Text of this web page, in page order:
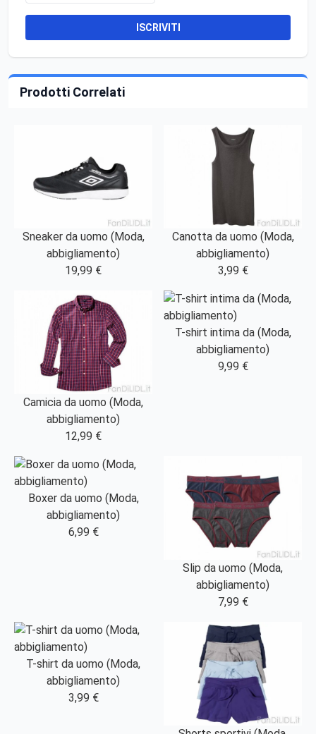
ISCRIVITI
Prodotti Correlati
Sneaker da uomo (Moda,
abbigliamento)
19,99 €
Canotta da uomo (Moda,
abbigliamento)
3,99 €
Camicia da uomo (Moda,
abbigliamento)
12,99 €
T-shirt intima da (Moda,
abbigliamento)
9,99 €
Boxer da uomo (Moda,
abbigliamento)
6,99 €
Slip da uomo (Moda,
abbigliamento)
7,99 €
T-shirt da uomo (Moda,
abbigliamento)
3,99 €